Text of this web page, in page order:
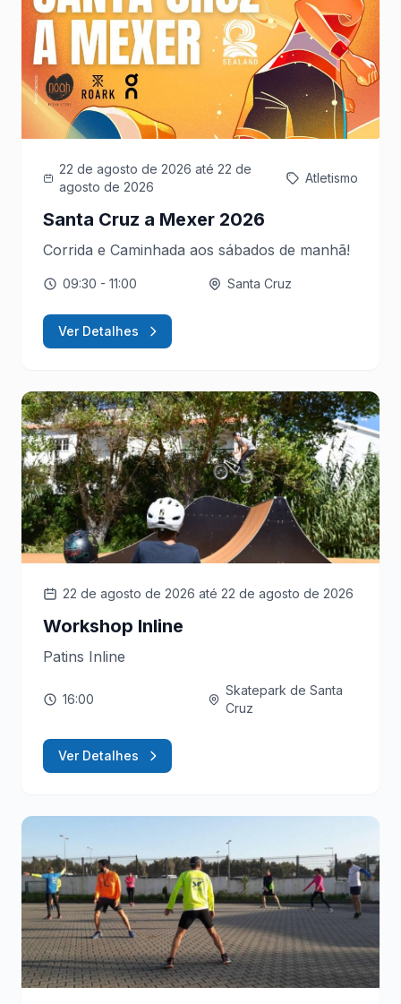
22 de agosto de 2026 até 22 de
agosto de 2026
Atletismo
Santa Cruz a Mexer 2026
Corrida e Caminhada aos sábados de manhã!
09:30 - 11:00 Santa Cruz
Ver Detalhes
22 de agosto de 2026 até 22 de agosto de 2026
Workshop Inline
Patins Inline
16:00
Skatepark de Santa
Cruz
Ver Detalhes